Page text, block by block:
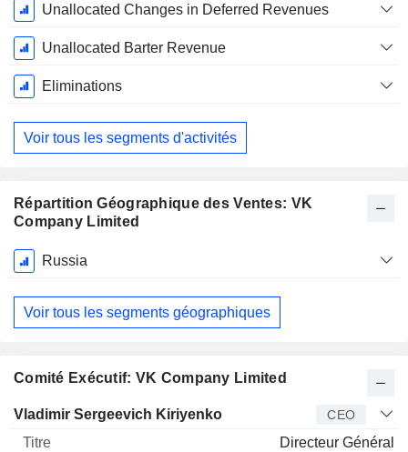
Unallocated Changes in Deferred Revenues
Unallocated Barter Revenue
Eliminations
Voir tous les segments d'activités
Répartition Géographique des Ventes: VK
Company Limited
Période
Fiscale:
Décembre
Russia
Voir tous les segments géographiques
Comité Exécutif: VK Company Limited
Dirigeant Titre Age Depuis
Vladimir Sergeevich Kiriyenko CEO
Directeur Général